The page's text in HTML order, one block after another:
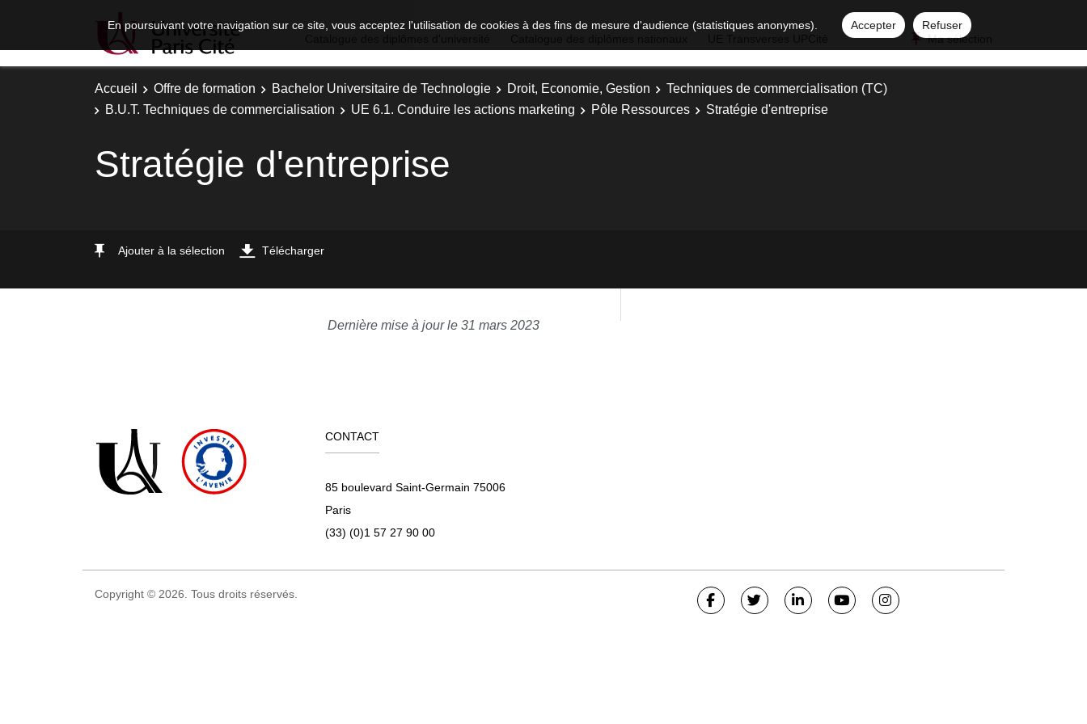
En poursuivant votre navigation sur ce site, vous acceptez l'utilisation de cookies à des fins de mesure d'audience (statistiques anonymes). Accepter
Refuser
Ma sélection
Accueil Offre de formation Bachelor Universitaire de Technologie Droit, Economie, Gestion
Techniques de commercialisation (TC)
B.U.T. Techniques de commercialisation
UE 6.1. Conduire les actions marketing Pôle Ressources Stratégie d'entreprise
Stratégie d'entreprise
Ajouter à la sélection Télécharger
Dernière mise à jour le 31 mars 2023
CONTACT
85 boulevard Saint-Germain 75006
Paris
(33) (0)1 57 27 90 00
Copyright © 2026. Tous droits réservés.